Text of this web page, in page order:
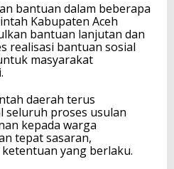
bantuan dalam beberapa
Kabupaten Aceh
bantuan lanjutan dan
realisasi bantuan sosial
masyarakat
daerah terus
seluruh proses usulan
kepada warga
tepat sasaran,
yang berlaku.